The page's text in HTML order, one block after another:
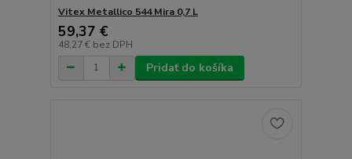
Vitex Metallico 544 Mira 0,7 L
59,37 €
48,27 € bez DPH
Pridať do košíka